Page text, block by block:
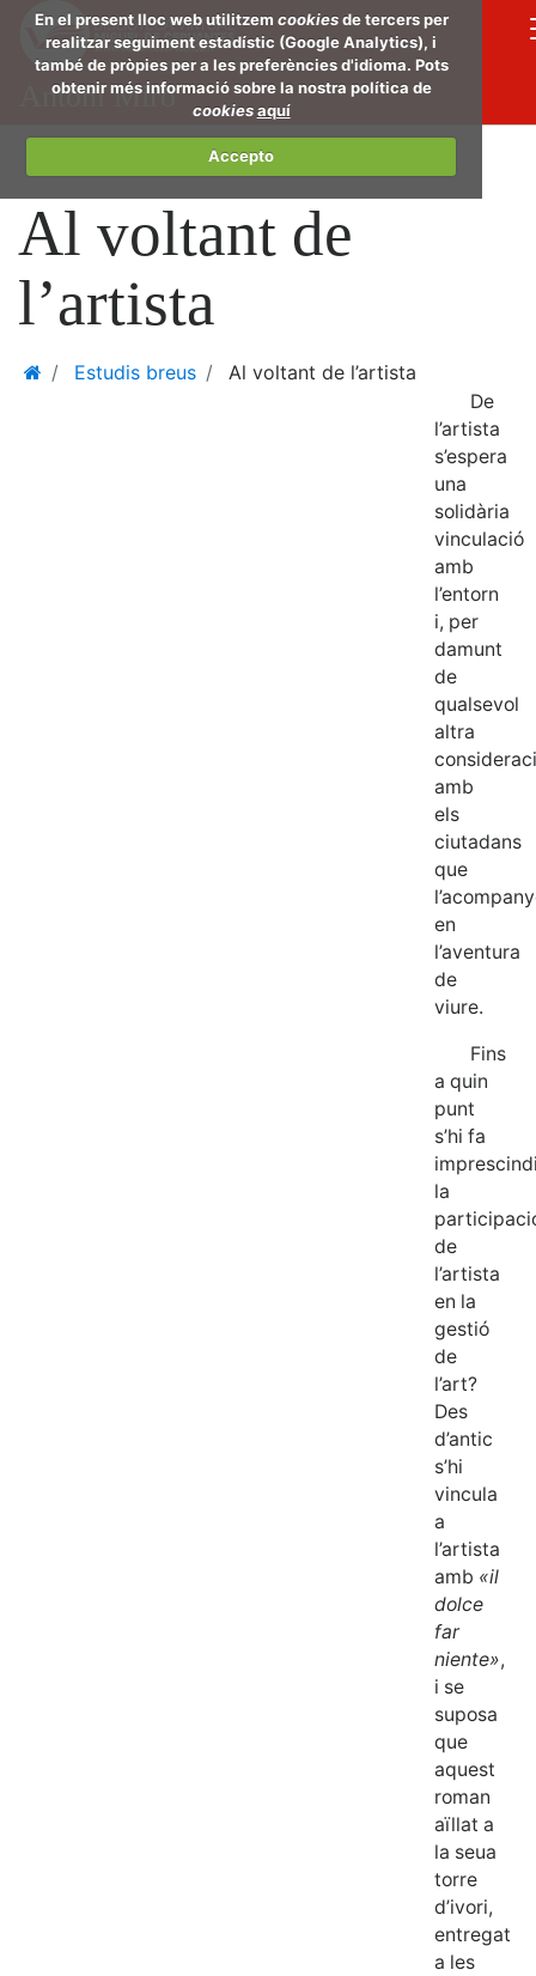
En el present lloc web utilitzem cookiesde tercers per
realitzar seguiment estadístic (Google Analytics), i
també de pròpies per a les preferències d'idioma. Pots
obtenir més informació sobre la nostra política de
cookies aquí
Accepto
la
Antoni Miró
HomeEstudis breus Al voltant de l’artista
Al voltant de
l’artista
De
l’artista
s’espera
una
solidària
vinculació
amb
l’entorn
i, per
damunt
de
qualsevol
altra
amb
els
ciutadans
que
en
l’aventura
de
viure.
Fins
a quin
punt
s’hi fa
la
de
l’artista
en la
gestió
de
l’art?
Des
d’antic
s’hi
vincula
a
l’artista
amb «il
dolce
far
niente»,
i se
suposa
que
aquest
roman
aïllat a
la seua
torre
d’ivori,
entregat
a les